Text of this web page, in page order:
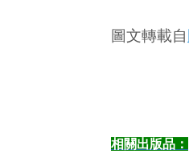
圖文轉載自
相關出版品：